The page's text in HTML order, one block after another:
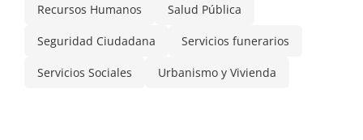
Recursos Humanos Salud Pública
Seguridad Ciudadana Servicios funerarios
Servicios Sociales Urbanismo y Vivienda